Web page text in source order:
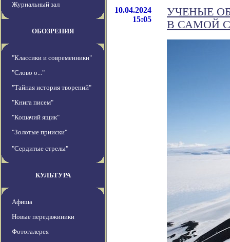
Журнальный зал
ОБОЗРЕНИЯ
"Классики и современники"
"Слово о..."
"Тайная история творений"
"Книга писем"
"Кошачий ящик"
"Золотые прииски"
"Сердитые стрелы"
КУЛЬТУРА
Афиша
Новые передвжиники
Фотогалерея
10.04.2024
15:05
УЧЕНЫЕ
В САМОЙ